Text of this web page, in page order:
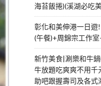
海苔飯捲)(溪湖必吃
彰化和美伸港一日
(午餐)+周錦宗工作
新竹美食|涮樂和牛
牛放題吃爽爽不用千
助吧跟握壽司及各